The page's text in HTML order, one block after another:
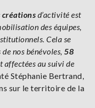
créations d’activité est
des équipes,
Cela se
de nos bénévoles, 58
affectées au suivi de
Stéphanie Bertrand,
sur le territoire de la